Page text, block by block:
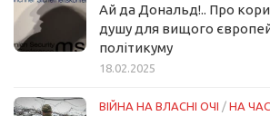
Ай да Дональд!.. Про
душу для вищого
політикуму
18.02.2025
ВІЙНА НА ВЛАСНІ ОЧІ / НА